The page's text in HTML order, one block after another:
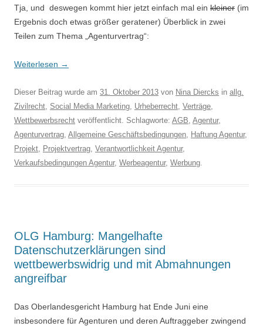
Tja, und deswegen kommt hier jetzt einfach mal ein kleiner (im
Ergebnis doch etwas größer geratener) Überblick in zwei
Teilen zum Thema „Agenturvertrag“:
Weiterlesen →
Dieser Beitrag wurde am 31. Oktober 2013 von Nina Diercks in allg.
Zivilrecht, Social Media Marketing, Urheberrecht, Verträge,
Wettbewerbsrecht veröffentlicht. Schlagworte: AGB, Agentur,
Agenturvertrag, Allgemeine Geschäftsbedingungen, Haftung Agentur,
Projekt, Projektvertrag, Verantwortlichkeit Agentur,
Verkaufsbedingungen Agentur, Werbeagentur, Werbung.
OLG Hamburg: Mangelhafte
Datenschutzerklärungen sind
wettbewerbswidrig und mit Abmahnungen
angreifbar
Das Oberlandesgericht Hamburg hat Ende Juni eine
insbesondere für Agenturen und deren Auftraggeber zwingend